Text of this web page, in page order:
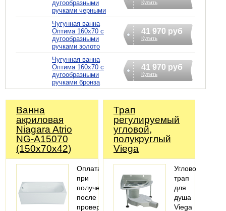
дугообразными
ручками черными
Купить
Чугунная ванна
Оптима 160х70 с
дугообразными
ручками золото
41 970 руб
Купить
Чугунная ванна
Оптима 160х70 с
дугообразными
ручками бронза
41 970 руб
Купить
Ванна
акриловая
Niagara Atrio
NG-A15070
(150х70х42)
Оплата
при
получении
после
проверки
Трап
регулируемый
угловой,
полукруглый
Viega
Угловой
трап
для
душа
Viega